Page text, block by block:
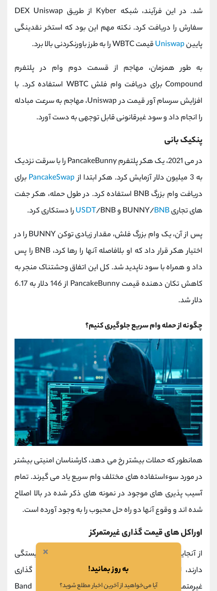
شد. در این فرآیند، شبکه Kyber از طریق DEX Uniswap
سفارش را دریافت کرد. نکته مهم این بود که استخر نقدینگی
پایینUniswapقیمت WBTC را به طرز باورنکردنی بالا برد.
به طور همزمان، مهاجم از قسمت دوم وام در پلتفرم
Compound برای دریافت وام فلش WBTC استفاده کرد. با
افزایش سرسام آور قیمت در Uniswap، مهاجم به سرعت مبادله
را انجام داد و سود غیرقانونی قابل توجهی به دست آورد.
پنکیک بانی
در می 2021، یک هکر پلتفرم PancakeBunny را با سرقت نزدیک
به 3 میلیون دلار آزمایش کرد. هکر ابتدا از
PancakeSwap برای
دریافت وام بزرگ BNB استفاده کرد. در طول حمله، هکر جفت
های تجاری BUNNY/BNB و USDT/BNB را دستکاری کرد.
پس از آن، یک وام بزرگ فلش، مقدار زیادی توکن BUNNY را در
اختیار هکر قرار داد که او بلافاصله آنها را رها کرد، BNB را پس
داد و همراه با سود ناپدید شد. کل این اتفاق وحشتناک منجر به
کاهش تکان دهنده قیمت PancakeBunny از 146 دلار به 6.17
دلار شد.
چگونه از حمله وام سریع جلوگیری کنیم؟
همانطور که حملات بیشتر رخ می دهد، کارشناسان امنیتی بیشتر
در مورد سوءاستفاده های مختلف وام سریع یاد می گیرند. تمام
آسیب ‌پذیری ‌های موجود در نمونه‌ های ذکر شده در بالا اصلاح
شده‌ اند و وقوع آنها دو راه‌ حل محبوب را به وجود آورده است.
اوراکل های قیمت گذاری غیرمتمرکز
از آنجایی که اکثر حملات وام سریع به دستکاری قیمت بستگی
دارند، لازم است با این رویکرد با اوراکل های قیمت گذاری
غیرمتمرکز مقابله کرد. نمونه های خوبChainlink و Band
×
به روز بمانید!
آیا می‌خواهید از آخرین اخبار مطلع شوید؟